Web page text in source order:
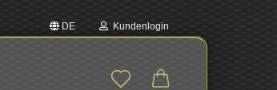
DE Kundenlogin